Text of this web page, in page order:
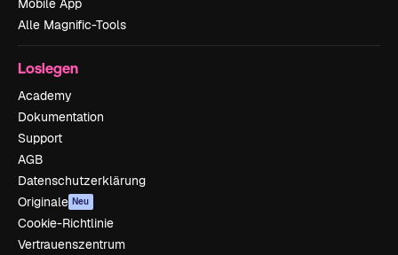
Mobile App
Alle Magnific-Tools
Loslegen
Academy
Dokumentation
Support
AGB
Datenschutzerklärung
Originale Neu
Cookie-Richtlinie
Vertrauenszentrum